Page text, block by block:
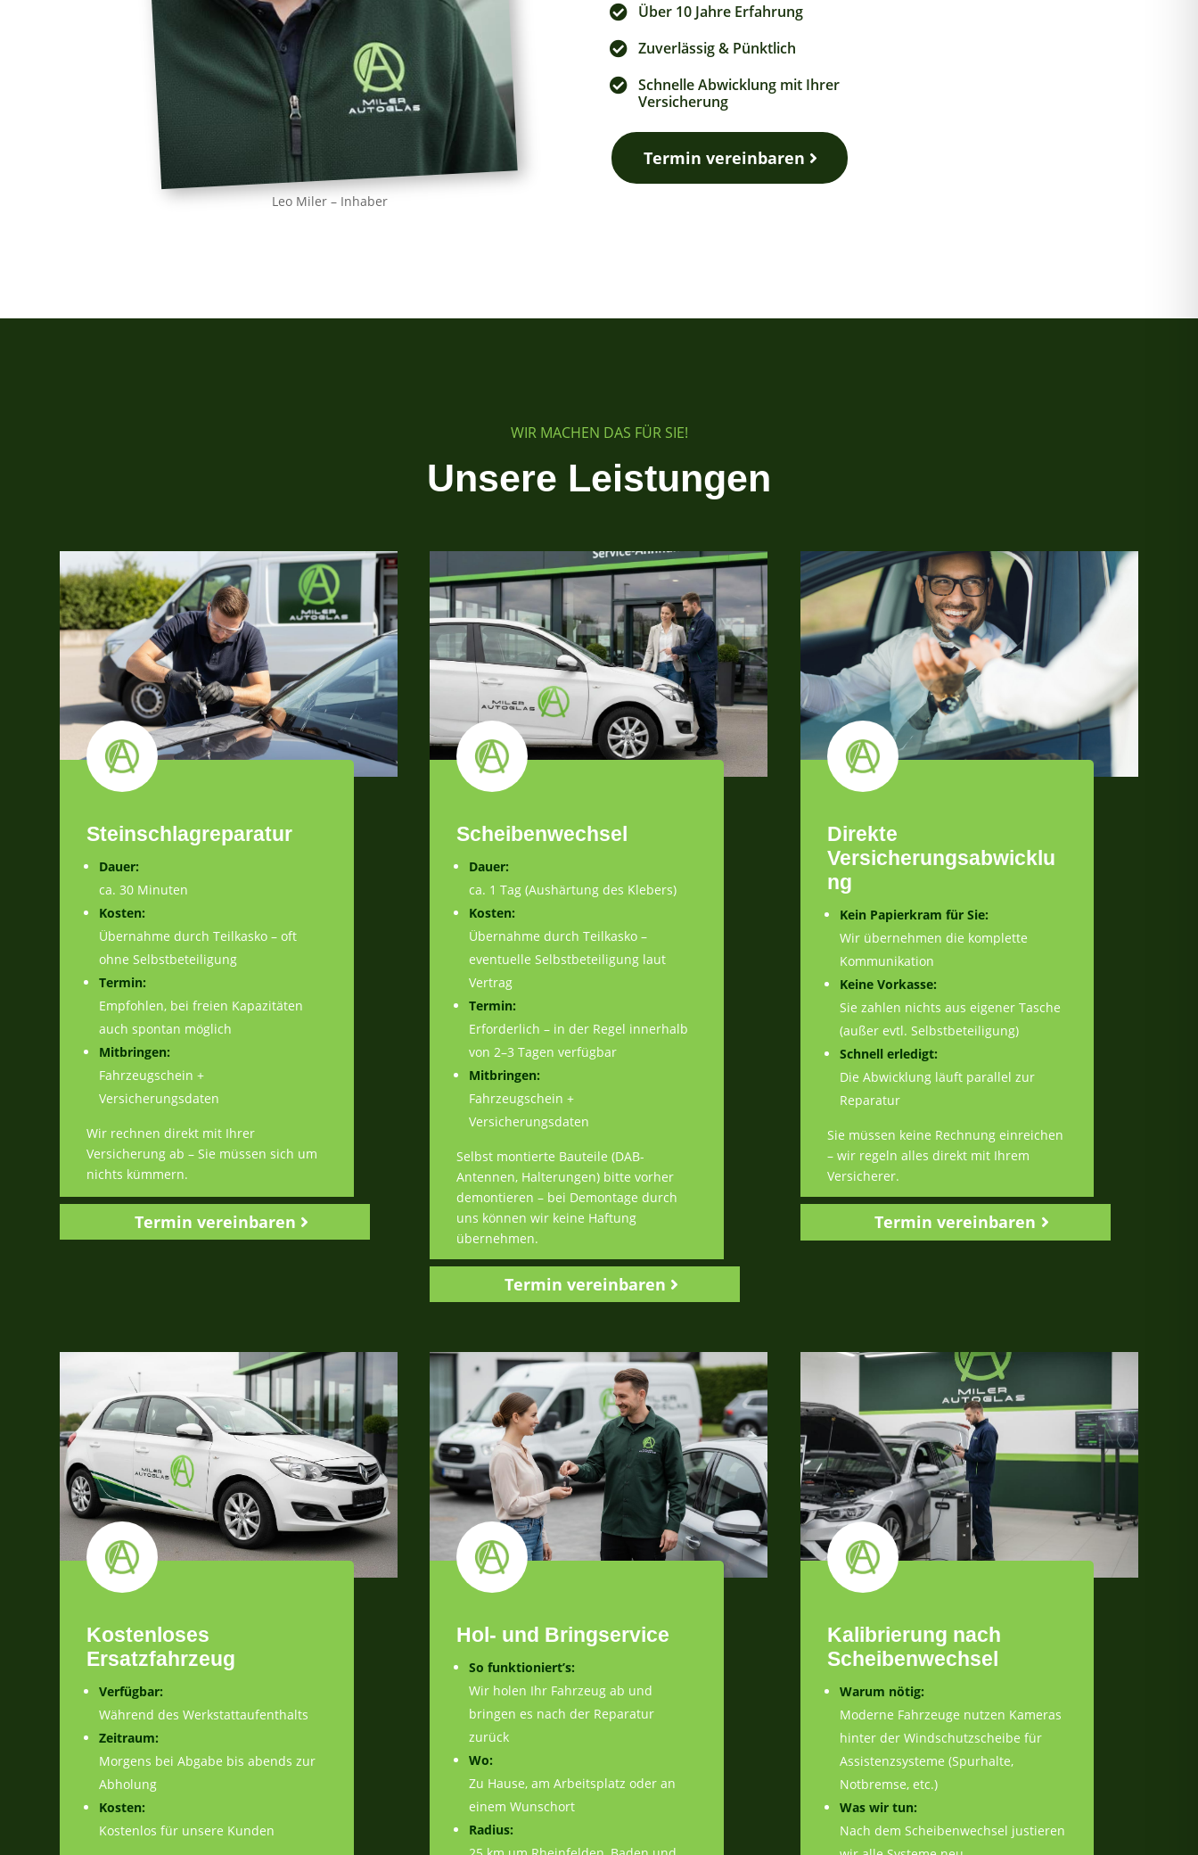
Leo Miler – Inhaber
 Über 10 Jahre Erfahrung
 Zuverlässig & Pünktlich
 Schnelle Abwicklung mit Ihrer
Versicherung
Termin vereinbaren
WIR MACHEN DAS FÜR SIE!
Unsere Leistungen
Steinschlagreparatur
Dauer:
ca. 30 Minuten
Kosten:
Übernahme durch Teilkasko – oft
ohne Selbstbeteiligung
Termin:
Empfohlen, bei freien Kapazitäten
auch spontan möglich
Mitbringen:
Fahrzeugschein +
Versicherungsdaten
Wir rechnen direkt mit Ihrer
Versicherung ab – Sie müssen sich um
nichts kümmern.
Termin vereinbaren
Scheibenwechsel
Dauer:
ca. 1 Tag (Aushärtung des Klebers)
Kosten:
Übernahme durch Teilkasko –
eventuelle Selbstbeteiligung laut
Vertrag
Termin:
Erforderlich – in der Regel innerhalb
von 2–3 Tagen verfügbar
Mitbringen:
Fahrzeugschein +
Versicherungsdaten
Selbst montierte Bauteile (DAB-
Antennen, Halterungen) bitte vorher
demontieren – bei Demontage durch
uns können wir keine Haftung
übernehmen.
Termin vereinbaren
Direkte
Versicherungsabwicklu
ng
Kein Papierkram für Sie:
Wir übernehmen die komplette
Kommunikation
Keine Vorkasse:
Sie zahlen nichts aus eigener Tasche
(außer evtl. Selbstbeteiligung)
Schnell erledigt:
Die Abwicklung läuft parallel zur
Reparatur
Sie müssen keine Rechnung einreichen
– wir regeln alles direkt mit Ihrem
Versicherer.
Termin vereinbaren
Kostenloses
Ersatzfahrzeug
Verfügbar:
Während des Werkstattaufenthalts
Zeitraum:
Morgens bei Abgabe bis abends zur
Abholung
Kosten:
Kostenlos für unsere Kunden
Hol- und Bringservice
So funktioniert’s:
Wir holen Ihr Fahrzeug ab und
bringen es nach der Reparatur
zurück
Wo:
Zu Hause, am Arbeitsplatz oder an
einem Wunschort
Radius:
Kalibrierung nach
Scheibenwechsel
Warum nötig:
Moderne Fahrzeuge nutzen Kameras
hinter der Windschutzscheibe für
Assistenzsysteme (Spurhalte,
Notbremse, etc.)
Was wir tun:
Nach dem Scheibenwechsel justieren